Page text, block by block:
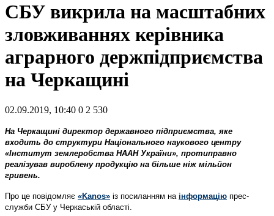
СБУ викрила на масштабних
зловживаннях керівника
аграрного держпідприємства
на Черкащині
02.09.2019, 10:40 0 2 530
На Черкащині директор державного підприємства, яке
входить до структури Національного наукового центру
«Інститут землеробства НААН України», протиправно
реалізував вироблену продукцію на більше ніж мільйон
гривень.
Про це повідомляє «Kanos» із посиланням на інформацію прес-
служби СБУ у Черкаській області.